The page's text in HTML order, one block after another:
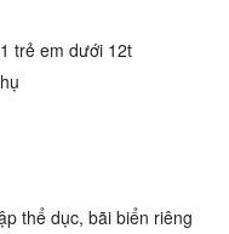
trẻ em dưới 12t
thể dục, bãi biển riêng